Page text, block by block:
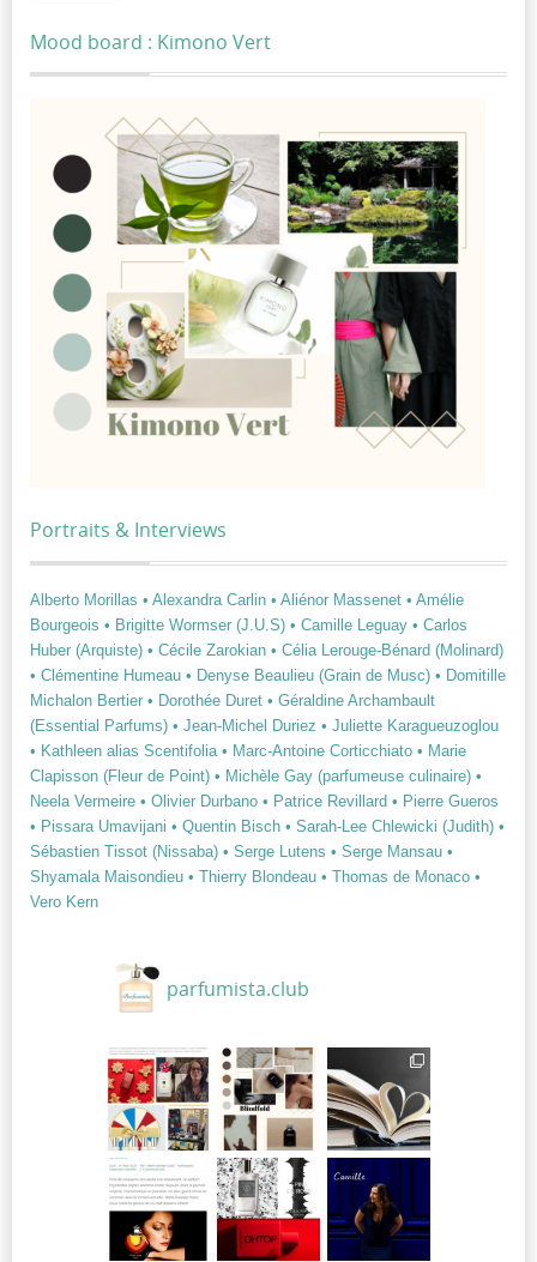
Mood board : Kimono Vert
Portraits & Interviews
Alberto Morillas • Alexandra Carlin • Aliénor Massenet • Amélie
Bourgeois • Brigitte Wormser (J.U.S) • Camille Leguay • Carlos
Huber (Arquiste) • Cécile Zarokian • Célia Lerouge-Bénard (Molinard)
• Clémentine Humeau • Denyse Beaulieu (Grain de Musc) • Domitille
Michalon Bertier • Dorothée Duret • Géraldine Archambault
(Essential Parfums) • Jean-Michel Duriez • Juliette Karagueuzoglou
• Kathleen alias Scentifolia • Marc-Antoine Corticchiato • Marie
Clapisson (Fleur de Point) • Michèle Gay (parfumeuse culinaire) •
Neela Vermeire • Olivier Durbano • Patrice Revillard • Pierre Gueros
• Pissara Umavijani • Quentin Bisch • Sarah-Lee Chlewicki (Judith) •
Sébastien Tissot (Nissaba) • Serge Lutens • Serge Mansau •
Shyamala Maisondieu • Thierry Blondeau • Thomas de Monaco •
Vero Kern
parfumista.club